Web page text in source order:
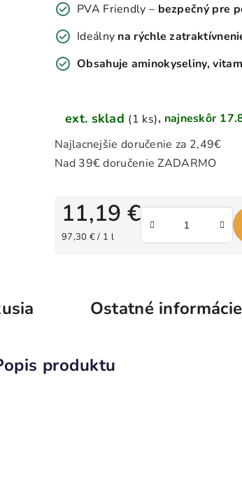
PVA Friendly – bezpečný pre
Ideálny na rýchle
Obsahuje aminokyseliny,
ext. sklad (1 ks)
11,19 €
Jednotková cena:
97,30 € / 1 l
Ostatné informácie